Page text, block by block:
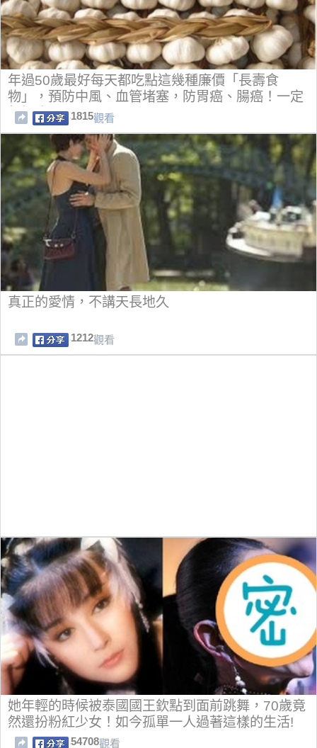
年過50歲最好每天都吃點這幾種廉價「長壽食
物」，預防中風、血管堵塞，防胃癌、腸癌！一定
超好吃啊！1815觀看
真正的愛情，不講天長地久
1212觀看
她年輕的時候被泰國國王欽點到面前跳舞，70歲竟
然還扮粉紅少女！如今孤單一人過著這樣的生活!
54708觀看